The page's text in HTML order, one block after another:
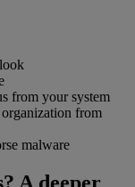
from your system
from
malware